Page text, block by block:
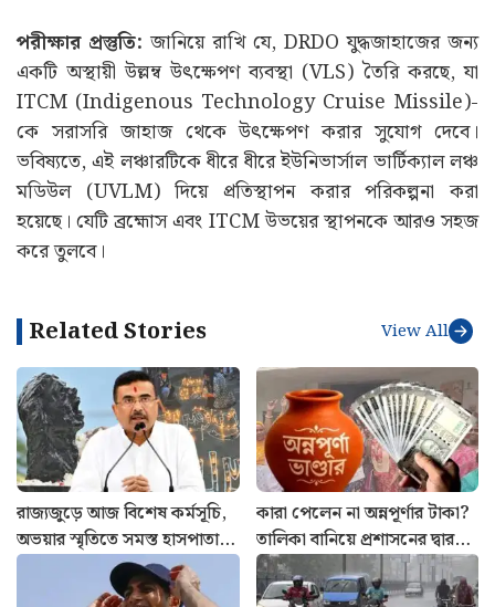
পরীক্ষার প্রস্তুতি: জানিয়ে রাখি যে, DRDO যুদ্ধজাহাজের জন্য
একটি অস্থায়ী উল্লম্ব উৎক্ষেপণ ব্যবস্থা (VLS) তৈরি করছে, যা
ITCM (Indigenous Technology Cruise Missile)-
কে সরাসরি জাহাজ থেকে উৎক্ষেপণ করার সুযোগ দেবে।
ভবিষ্যতে, এই লঞ্চারটিকে ধীরে ধীরে ইউনিভার্সাল ভার্টিক্যাল লঞ্চ
মডিউল (UVLM) দিয়ে প্রতিস্থাপন করার পরিকল্পনা করা
হয়েছে। যেটি ব্রহ্মোস এবং ITCM উভয়ের স্থাপনকে আরও সহজ
করে তুলবে।
Related Stories View All
রাজ্যজুড়ে আজ বিশেষ কর্মসূচি,
অভয়ার স্মৃতিতে সমস্ত হাসপাতালে
বড় নির্দেশ
কারা পেলেন না অন্নপূর্ণার টাকা?
তালিকা বানিয়ে প্রশাসনের দ্বারস্থ
কংগ্রেস